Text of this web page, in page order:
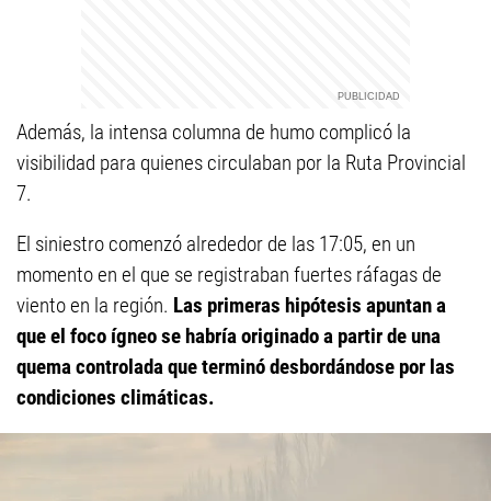
Además, la intensa columna de humo complicó la
visibilidad para quienes circulaban por la Ruta Provincial
7.
El siniestro comenzó alrededor de las 17:05, en un
momento en el que se registraban fuertes ráfagas de
viento en la región. Las primeras hipótesis apuntan a
que el foco ígneo se habría originado a partir de una
quema controlada que terminó desbordándose por las
condiciones climáticas.